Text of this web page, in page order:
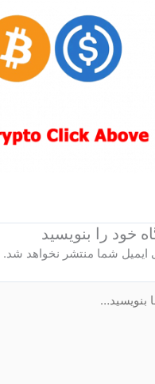
خود را بنویسید
ایمیل شما منتشر نخواهد شد.